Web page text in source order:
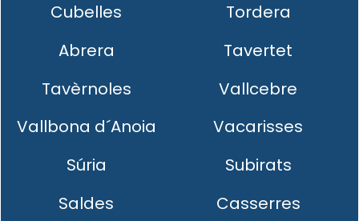
Cubelles
Tordera
Abrera
Tavertet
Tavèrnoles
Vallcebre
Vallbona d´Anoia
Vacarisses
Súria
Subirats
Saldes
Casserres